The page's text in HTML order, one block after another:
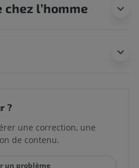
l’homme
?
une correction, une
de contenu.
un problème